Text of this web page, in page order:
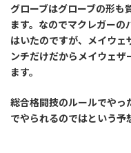
グローブはグローブの形も
ます。なのでマクレガー
はいたのですが、メイウ
ンチだけだからメイウェ
ます。
総合格闘技のルールでや
でやられるのではという予